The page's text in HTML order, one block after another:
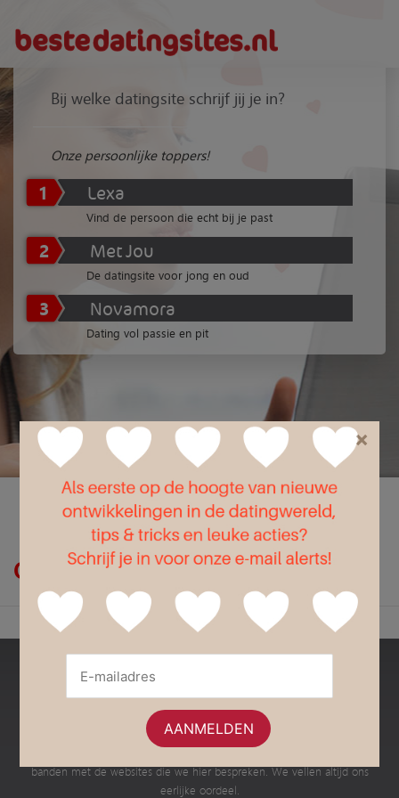
Bij welke datingsite schrijf jij je in?
Onze persoonlijke toppers!
1 Lexa
Vind de persoon die echt bij je past
2 Met Jou
De datingsite voor jong en oud
3 Novamora
Dating vol passie en pit
Flirt Liefde Seks
Op zoek naar de fietsroute?
Bestedatingsites.nl
Dit is een onafhankelijke website met informatie en advies over de
verschillende Nederlandse datingsites en dating apps. Wij hebben geen
banden met de websites die we hier bespreken. We vellen altijd ons
eerlijke oordeel.
×